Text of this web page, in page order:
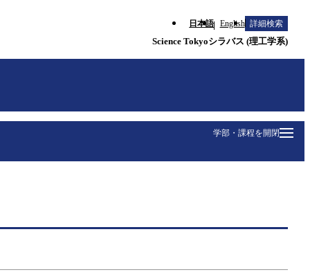
日本語 English 詳細検索
Science Tokyoシラバス (理工学系)
学部・課程を開閉